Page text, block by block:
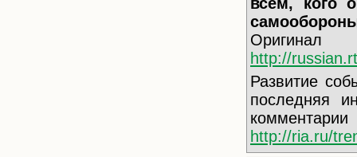
http://
Развитие
последняя
http://ria.ru/